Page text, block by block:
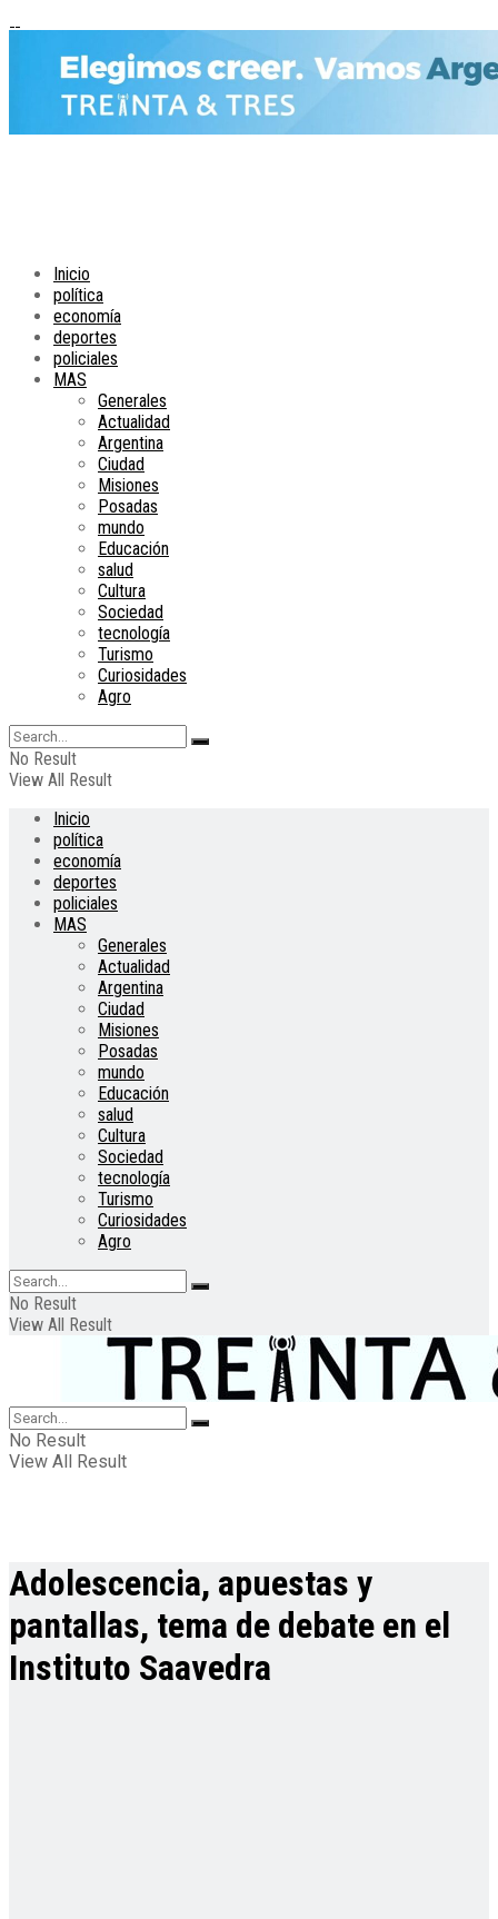
Inicio
política
economía
deportes
policiales
MAS
Generales
Actualidad
Argentina
Ciudad
Misiones
Posadas
mundo
Educación
salud
Cultura
Sociedad
tecnología
Turismo
Curiosidades
Agro
No Result
View All Result
Inicio
política
economía
deportes
policiales
MAS
Generales
Actualidad
Argentina
Ciudad
Misiones
Posadas
mundo
Educación
salud
Cultura
Sociedad
tecnología
Turismo
Curiosidades
Agro
No Result
View All Result
No Result
View All Result
Adolescencia, apuestas y
pantallas, tema de debate en el
Instituto Saavedra